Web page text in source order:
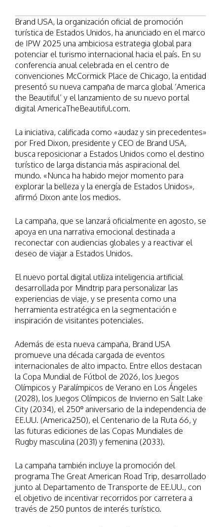
Brand USA, la organización oficial de promoción
turística de Estados Unidos, ha anunciado en el marco
de IPW 2025 una ambiciosa estrategia global para
potenciar el turismo internacional hacia el país. En su
conferencia anual celebrada en el centro de
convenciones McCormick Place de Chicago, la entidad
presentó su nueva campaña de marca global ‘America
the Beautiful’ y el lanzamiento de su nuevo portal
digital AmericaTheBeautiful.com.
La iniciativa, calificada como «audaz y sin precedentes»
por Fred Dixon, presidente y CEO de Brand USA,
busca reposicionar a Estados Unidos como el destino
turístico de larga distancia más aspiracional del
mundo. «Nunca ha habido mejor momento para
explorar la belleza y la energía de Estados Unidos»,
afirmó Dixon ante los medios.
La campaña, que se lanzará oficialmente en agosto, se
apoya en una narrativa emocional destinada a
reconectar con audiencias globales y a reactivar el
deseo de viajar a Estados Unidos.
El nuevo portal digital utiliza inteligencia artificial
desarrollada por Mindtrip para personalizar las
experiencias de viaje, y se presenta como una
herramienta estratégica en la segmentación e
inspiración de visitantes potenciales.
Además de esta nueva campaña, Brand USA
promueve una década cargada de eventos
internacionales de alto impacto. Entre ellos destacan
la Copa Mundial de Fútbol de 2026, los Juegos
Olímpicos y Paralímpicos de Verano en Los Ángeles
(2028), los Juegos Olímpicos de Invierno en Salt Lake
City (2034), el 250º aniversario de la independencia de
EE.UU. (America250), el Centenario de la Ruta 66, y
las futuras ediciones de las Copas Mundiales de
Rugby masculina (2031) y femenina (2033).
La campaña también incluye la promoción del
programa The Great American Road Trip, desarrollado
junto al Departamento de Transporte de EE.UU., con
el objetivo de incentivar recorridos por carretera a
través de 250 puntos de interés turístico.